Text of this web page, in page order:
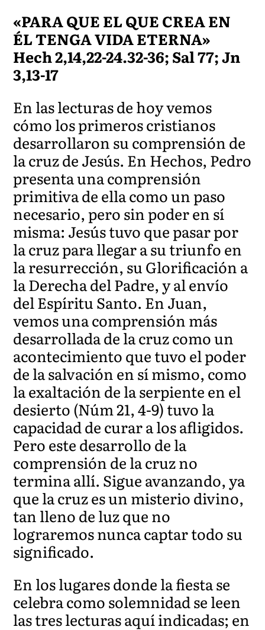
«PARA QUE EL QUE CREA EN
ÉL TENGA VIDA ETERNA»
Hech 2,14,22-24.32-36; Sal 77; Jn
3,13-17
En las lecturas de hoy vemos
cómo los primeros cristianos
desarrollaron su comprensión de
la cruz de Jesús. En Hechos, Pedro
presenta una comprensión
primitiva de ella como un paso
necesario, pero sin poder en sí
misma: Jesús tuvo que pasar por
la cruz para llegar a su triunfo en
la resurrección, su Glorificación a
la Derecha del Padre, y al envío
del Espíritu Santo. En Juan,
vemos una comprensión más
desarrollada de la cruz como un
acontecimiento que tuvo el poder
de la salvación en sí mismo, como
la exaltación de la serpiente en el
desierto (Núm 21, 4-9) tuvo la
capacidad de curar a los afligidos.
Pero este desarrollo de la
comprensión de la cruz no
termina allí. Sigue avanzando, ya
que la cruz es un misterio divino,
tan lleno de luz que no
lograremos nunca captar todo su
significado.
En los lugares donde la fiesta se
celebra como solemnidad se leen
las tres lecturas aquí indicadas; en